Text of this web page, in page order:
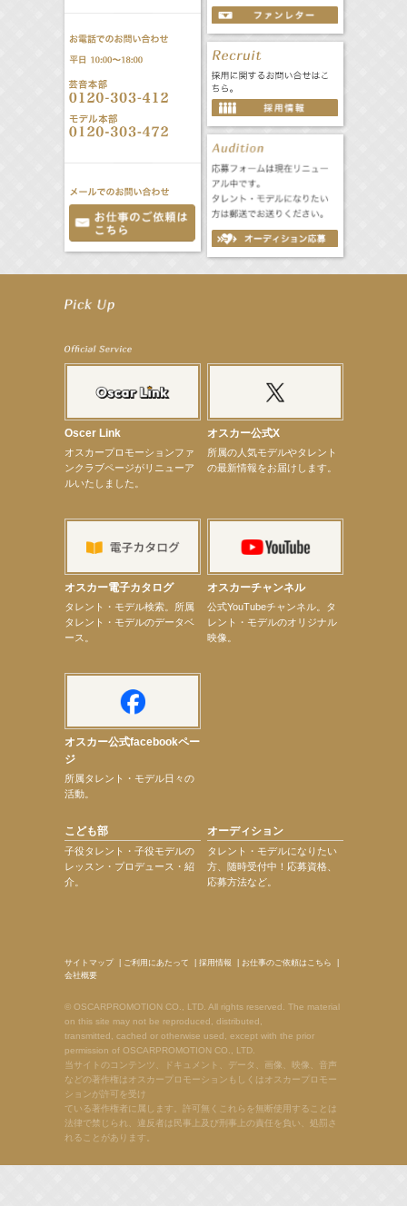
【前川泰之】舞台「グレンギャリー・グレンロス」公演詳細解禁！
【elfin’】7thシングル『全世界』がFM-UUでO.A.決定♪
【elfin’】8月16日（日）「全世界」発売記念イベント決定！
【elfin’】7thシングル『全世界』がFM TANABEでO.A.決定♪
【昆虫ハンター牧田習】宝塚市立手塚治虫記念館トークショー＆宝塚文化芸術センター昆虫展示イ
【昆虫ハンター牧田習】8月13日（木）プライムツリー赤池「ふれあい昆虫フェスティバル」トーク
【井頭愛海】『小さなお葬式』TV-CM出演！
【定本楓馬】WEB DIGVII 連載企画『東京23時』に登場！
【髙橋ひかる】7月雑誌掲載情報
【elfin’】【小倉舞子】8月9日（日）「MxM’s produce event vol.14」に出演決定！
【elfin’】【辻美優】8月28日（金）「辻美優(elfin’)グレイテスト・ショー」に出演決定！
【elfin’】9月27日（日）「Beauty Voice Theater Reboot Vol.3」開催決定！
【本田紗来】「Ray」9月号発売中！
Oscer Link
オスカープロモーションファ
ンクラブページがリニューア
ルいたしました。
オスカー公式X
所属の人気モデルやタレント
の最新情報をお届けします。
オスカー電子カタログ
タレント・モデル検索。所属
タレント・モデルのデータベ
ース。
オスカーチャンネル
公式YouTubeチャンネル。タ
レント・モデルのオリジナル
映像。
オスカー公式facebookペー
ジ
所属タレント・モデル日々の
活動。
こども部
子役タレント・子役モデルの
レッスン・プロデュース・紹
介。
オーディション
タレント・モデルになりたい
方、随時受付中！応募資格、
応募方法など。
サイトマップ| ご利用にあたって 採用情報 お仕事のご依頼はこちら
会社概要
© OSCARPROMOTION CO., LTD. All rights reserved. The material
on this site may not be reproduced, distributed,
transmitted, cached or otherwise used, except with the prior
permission of OSCARPROMOTION CO., LTD.
当サイトのコンテンツ、ドキュメント、データ、画像、映像、音声
などの著作権はオスカープロモーションもしくはオスカープロモー
ションが許可を受け
ている著作権者に属します。許可無くこれらを無断使用することは
法律で禁じられ、違反者は民事上及び刑事上の責任を負い、処罰さ
れることがあります。